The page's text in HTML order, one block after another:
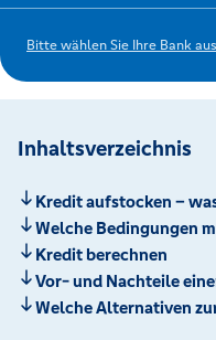
Bitte wählen Sie Ihre Bank aus
Inhaltsverzeichnis
Kredit aufstocken –
Welche Bedingungen
Kredit berechnen
Vor- und Nachteile
Welche Alternativen